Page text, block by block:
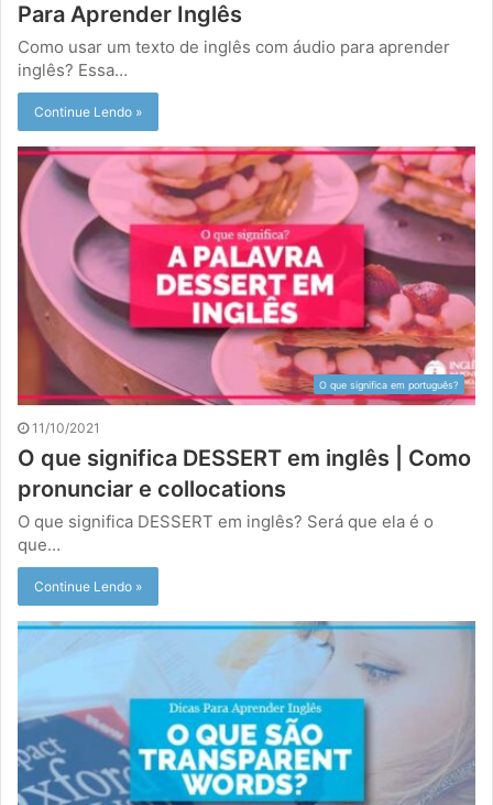
Para Aprender Inglês
Como usar um texto de inglês com áudio para aprender
inglês? Essa…
Continue Lendo »
O que significa em português?
11/10/2021
O que significa DESSERT em inglês | Como
pronunciar e collocations
O que significa DESSERT em inglês? Será que ela é o
que…
Continue Lendo »